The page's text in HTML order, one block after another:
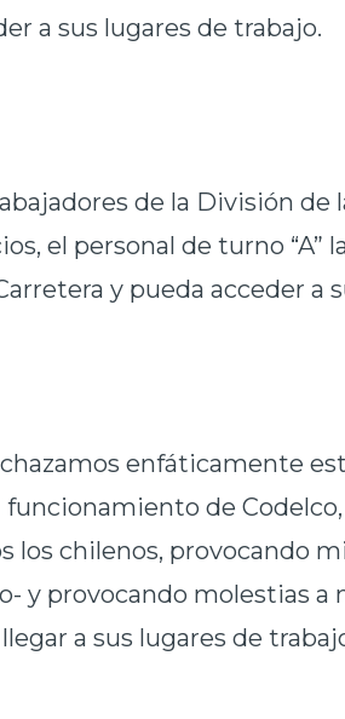
a sus lugares de trabajo.
de la División de
el personal de turno “A”
y pueda acceder a
enfáticamente
de
los chilenos, provocando
y provocando molestias a
a sus lugares de